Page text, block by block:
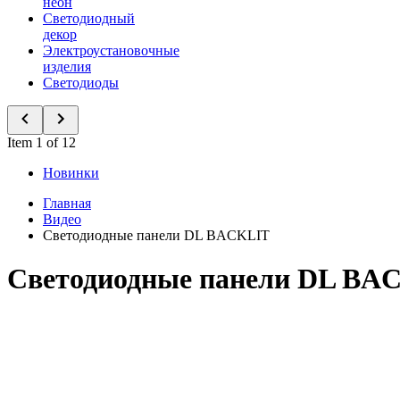
Светодиодный
декор
Электроустановочные
изделия
Светодиоды
Item 1 of 12
Новинки
Главная
Видео
Светодиодные панели DL BACKLIT
Светодиодные панели DL